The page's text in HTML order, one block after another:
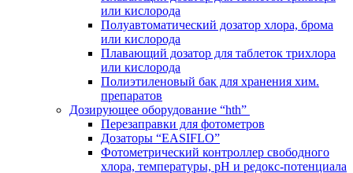
или кислорода
Полуавтоматический дозатор хлора, брома
или кислорода
Плавающий дозатор для таблеток трихлора
или кислорода
Полиэтиленовый бак для хранения хим.
препаратов
Дозирующее оборудование “hth”
Перезаправки для фотометров
Дозаторы “EASIFLO”
Фотометрический контроллер свободного
хлора, температуры, рН и редокс-потенциала